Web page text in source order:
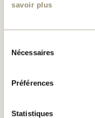
savoir plus
Nécessaires
Préférences
Statistiques
Unités disponibles